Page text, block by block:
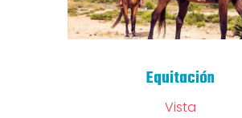
Equitación
Vista